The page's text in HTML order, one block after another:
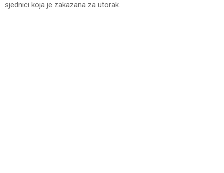
sjednici koja je zakazana za utorak.